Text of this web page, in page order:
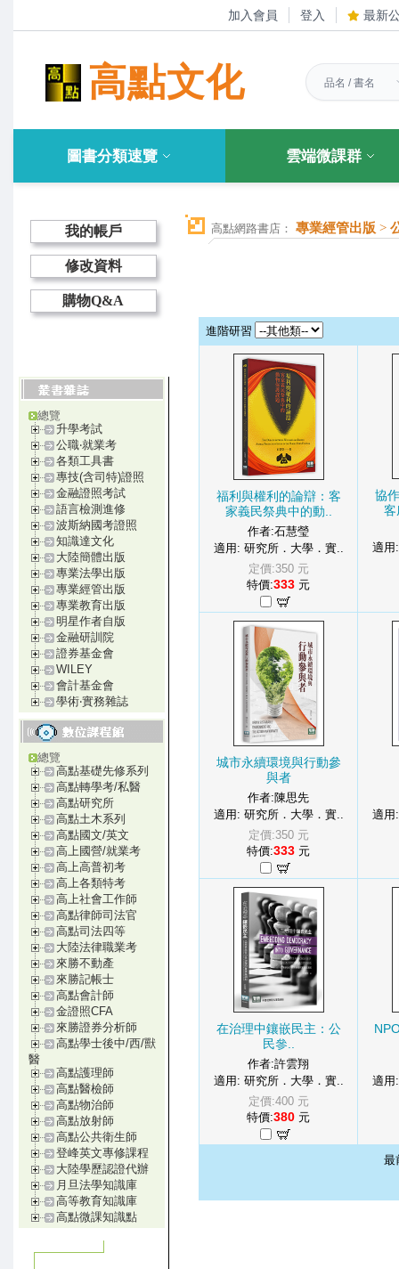
加入會員 登入 最新
高點文化
圖書分類速覽 雲端微課群
我的帳戶
修改資料
購物Q&A
總覽
升學考試
公職‧就業考
各類工具書
專技(含司特)證照
金融證照考試
語言檢測進修
波斯納國考證照
知識達文化
大陸簡體出版
專業法學出版
專業經管出版
專業教育出版
明星作者自版
金融研訓院
證券基金會
WILEY
會計基金會
學術‧實務雜誌
總覽
高點基礎先修系列
高點轉學考/私醫
高點研究所
高點土木系列
高點國文/英文
高上國營/就業考
高上高普初考
高上各類特考
高上社會工作師
高點律師司法官
高點司法四等
大陸法律職業考
來勝不動產
來勝記帳士
高點會計師
金證照CFA
來勝證券分析師
高點學士後中/西/獸
醫
高點護理師
高點醫檢師
高點物治師
高點放射師
高點公共衛生師
登峰英文專修課程
大陸學歷認證代辦
月旦法學知識庫
高等教育知識庫
高點微課知識點
高點網路書店： 專業經管出版 >
進階研習
福利與權利的論辯：客
家義民祭典中的動..
作者:石慧瑩
適用: 研究所．大學．實..
定價:350 元
特價:333 元
協
客
適用
城市永續環境與行動參
與者
作者:陳思先
適用: 研究所．大學．實..
定價:350 元
特價:333 元
適用
在治理中鑲嵌民主：公
民參..
作者:許雲翔
適用: 研究所．大學．實..
定價:400 元
特價:380 元
適用
最